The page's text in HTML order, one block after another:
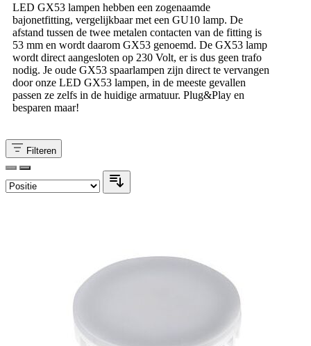
LED GX53 lampen hebben een zogenaamde
bajonetfitting, vergelijkbaar met een GU10 lamp. De
afstand tussen de twee metalen contacten van de fitting is
53 mm en wordt daarom GX53 genoemd. De GX53 lamp
wordt direct aangesloten op 230 Volt, er is dus geen trafo
nodig. Je oude GX53 spaarlampen zijn direct te vervangen
door onze LED GX53 lampen, in de meeste gevallen
passen ze zelfs in de huidige armatuur. Plug&Play en
besparen maar!
Filteren